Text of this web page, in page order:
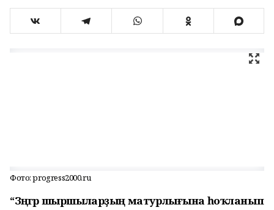
Фото: progress2000.ru
“Зәңгәр шыршыларҙың матурлығына һоҡланып